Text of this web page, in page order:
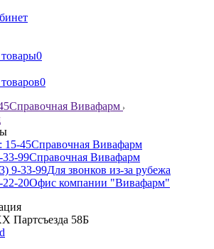
0
0
Справочная Вивафарм
15-45Справочная Вивафарм
33-99Справочная Вивафарм
9-33-99Для звонков из-за рубежа
22-20Офис компании "Вивафарм"
Партсъезда 58Б